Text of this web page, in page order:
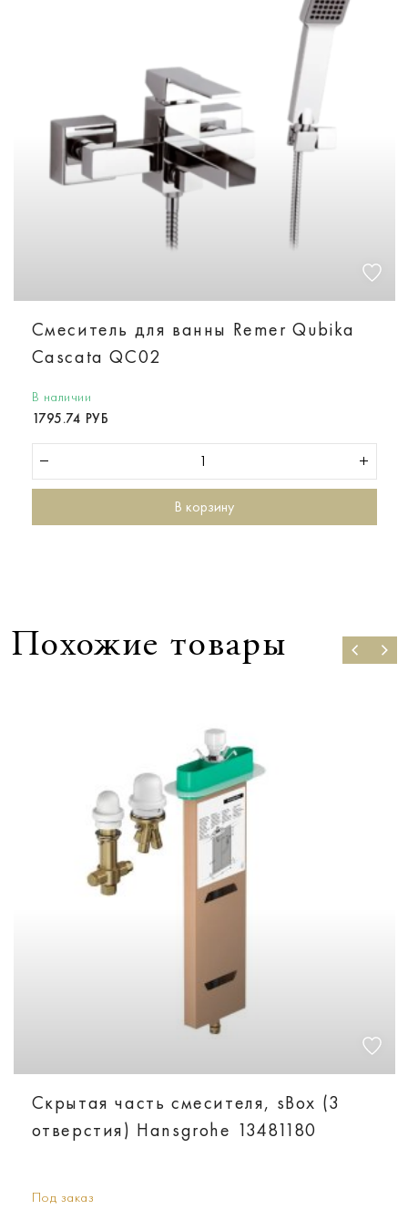
Смеситель для ванны Remer Qubika
Cascata QC02
В наличии
1795.74 РУБ
В корзину
Похожие товары
Скрытая часть смесителя, sBox (3
отверстия) Hansgrohe 13481180
Под заказ